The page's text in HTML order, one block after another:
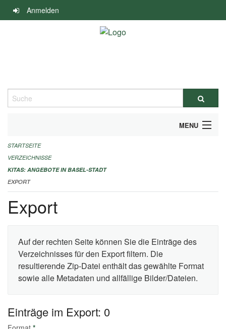
Navigation
überspringen
Anmelden
Suche
MENU
ALLGEMEINE INFORMATIONEN
IMPRESSUM
STARTSEITE
VERZEICHNISSE
KITAS: ANGEBOTE IN BASEL-STADT
EXPORT
Export
Auf der rechten Seite können Sie die Einträge des
Verzeichnisses für den Export filtern. Die
resultierende Zip-Datei enthält das gewählte Format
sowie alle Metadaten und allfällige Bilder/Dateien.
Einträge im Export: 0